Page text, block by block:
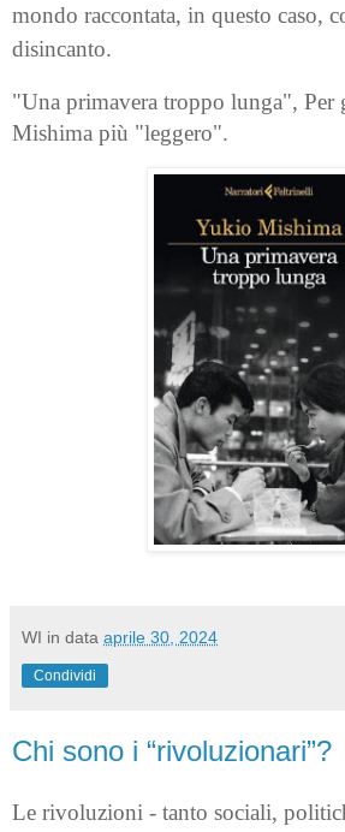
mondo raccontata, in questo caso,
disincanto.
"Una primavera troppo lunga", Per
Mishima più "leggero".
WI in data aprile 30, 2024
Condividi
Chi sono i “rivoluzionari”?
Le rivoluzioni - tanto sociali,